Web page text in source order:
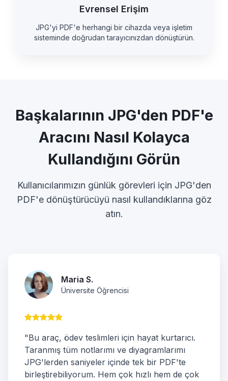
Evrensel Erişim
JPG'yi PDF'e herhangi bir cihazda veya işletim
sisteminde doğrudan tarayıcınızdan dönüştürün.
Başkalarının JPG'den PDF'e
Aracını Nasıl Kolayca
Kullandığını Görün
Kullanıcılarımızın günlük görevleri için JPG'den
PDF'e dönüştürücüyü nasıl kullandıklarına göz
atın.
Maria S.
Üniversite Öğrencisi
"Bu araç, ödev teslimleri için hayat kurtarıcı.
Taranmış tüm notlarımı ve diyagramlarımı
JPG'lerden saniyeler içinde tek bir PDF'te
birleştirebiliyorum. Hem çok hızlı hem de çok